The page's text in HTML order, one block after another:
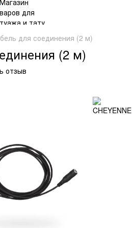
для соединения (2 м)
(2 м)
отзыв